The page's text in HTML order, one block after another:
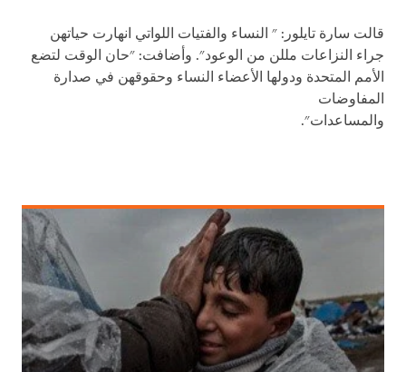
قالت سارة تايلور: " النساء والفتيات اللواتي انهارت حياتهن
جراء النزاعات مللن من الوعود". وأضافت: "حان الوقت لتضع
الأمم المتحدة ودولها الأعضاء النساء وحقوقهن في صدارة
المفاوضات
والمساعدات".